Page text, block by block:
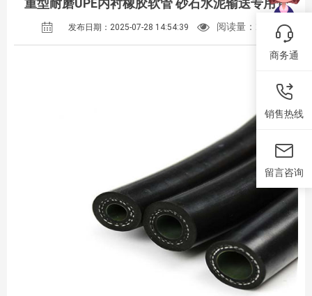
重型耐磨UPE内衬橡胶软管 砂石水泥输送专用管
发布日期：2025-07-28 14:54:39 阅读量：
商务通
销售热线
留言咨询